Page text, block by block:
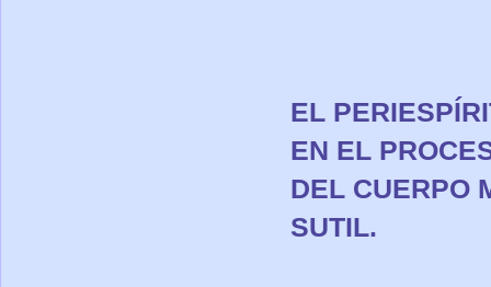
EL
EN EL
DEL CUERPO
SUTIL.